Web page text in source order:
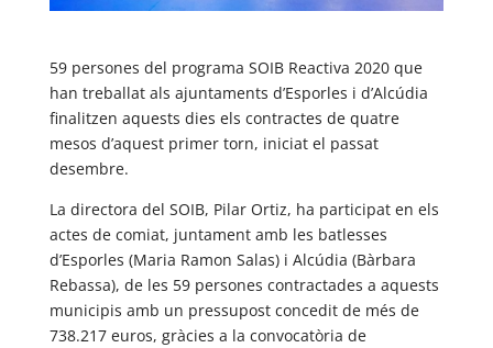
59 persones del programa SOIB Reactiva 2020 que
han treballat als ajuntaments d’Esporles i d’Alcúdia
finalitzen aquests dies els contractes de quatre
mesos d’aquest primer torn, iniciat el passat
desembre.
La directora del SOIB, Pilar Ortiz, ha participat en els
actes de comiat, juntament amb les batlesses
d’Esporles (Maria Ramon Salas) i Alcúdia (Bàrbara
Rebassa), de les 59 persones contractades a aquests
municipis amb un pressupost concedit de més de
738.217 euros, gràcies a la convocatòria de